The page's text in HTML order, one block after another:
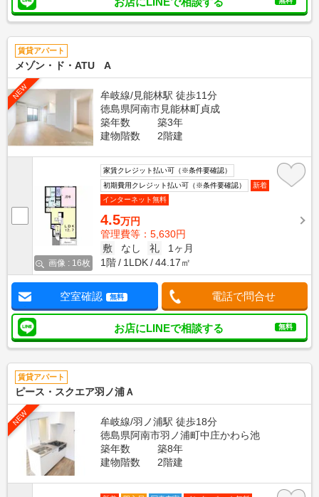
賃貸アパート
メゾン・ド・ATU A
NEW
牟岐線/見能林駅 徒歩11分
徳島県阿南市見能林町貞成
築年数
築3年
建物階数
2階建
画像 : 16枚
家賃クレジット払い可（※条件要確認）
初期費用クレジット払い可（※条件要確認）
新着
インターネット無料
4.5万円
管理費等：5,630円
敷
なし 礼
1ヶ月
1階
1LDK 44.17㎡
空室確認 無料 電話で問合せ
お店にLINEで相談する 無料
賃貸アパート
ピース・スクエア羽ノ浦Ａ
NEW
牟岐線/羽ノ浦駅 徒歩18分
徳島県阿南市羽ノ浦町中庄かわら池
築年数
築8年
建物階数
2階建